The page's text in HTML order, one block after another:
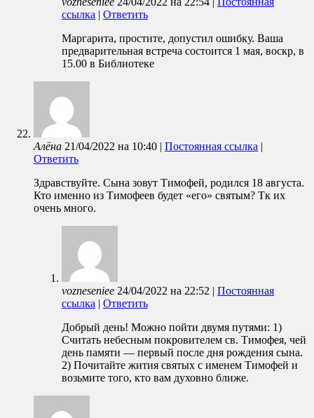
ссылка | Ответить
Маргарита, простите, допустил ошибку. Ваша
предварительная встреча состоится 1 мая, воскр, в
15.00 в Библиотеке
Алёна 21/04/2022 на 10:40 | Постоянная ссылка |
Ответить
Здравствуйте. Сына зовут Тимофей, родился 18 августа.
Кто именно из Тимофеев будет «его» святым? Тк их
очень много.
vozneseniee 24/04/2022 на 22:52 | Постоянная
ссылка | Ответить
Добрый день! Можно пойти двумя путями: 1)
Считать небесным покровителем св. Тимофея, чей
день памяти — первый после дня рождения сына.
2) Почитайте жития святых с именем Тимофей и
возьмите того, кто вам духовно ближе.